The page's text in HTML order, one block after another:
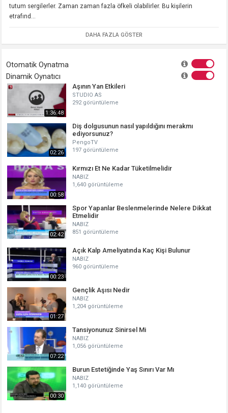
tutum sergilerler. Zaman zaman fazla öfkeli olabilirler. Bu kişilerin
etrafınd...
DAHA FAZLA GÖSTER
Otomatik Oynatma
Dinamik Oynatıcı
1:36:48
Aşının Yan Etkileri
STUDIO AS
292 görüntüleme
02:26
Diş dolgusunun nasıl yapıldığını merakmı
ediyorsunuz?
PengoTV
197 görüntüleme
00:58
Kırmızı Et Ne Kadar Tüketilmelidir
NABIZ
1,640 görüntüleme
02:42
Spor Yapanlar Beslenmelerinde Nelere Dikkat
Etmelidir
NABIZ
851 görüntüleme
00:23
Açık Kalp Ameliyatında Kaç Kişi Bulunur
NABIZ
960 görüntüleme
01:27
Gençlik Aşısı Nedir
NABIZ
1,204 görüntüleme
07:22
Tansiyonunuz Sinirsel Mi
NABIZ
1,056 görüntüleme
00:30
Burun Estetiğinde Yaş Sınırı Var Mı
NABIZ
1,140 görüntüleme